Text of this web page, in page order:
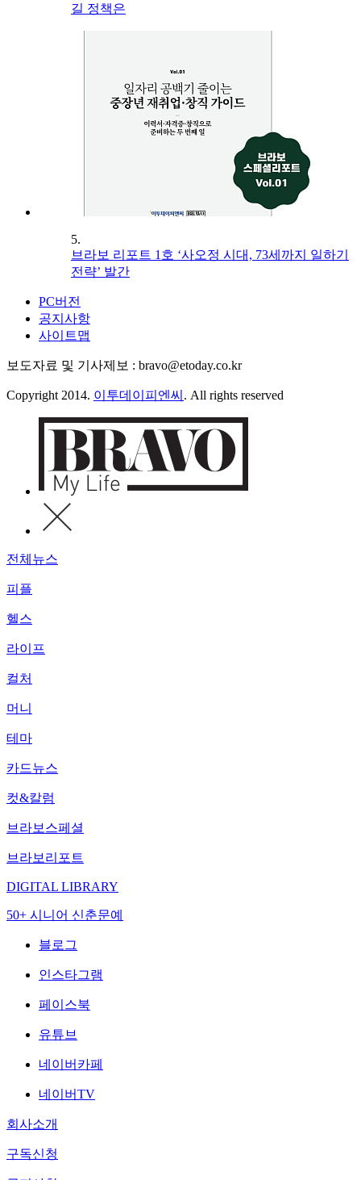
길 정책은
5.
브라보 리포트 1호 ‘사오정 시대, 73세까지 일하기
전략’ 발간
PC버전
공지사항
사이트맵
보도자료 및 기사제보 : bravo@etoday.co.kr
Copyright 2014. 이투데이피엔씨 . All rights reserved
전체뉴스
피플
헬스
라이프
컬처
머니
테마
카드뉴스
컷&칼럼
브라보스페셜
브라보리포트
DIGITAL LIBRARY
50+ 시니어 신춘문예
블로그
인스타그램
페이스북
유튜브
네이버카페
네이버TV
회사소개
구독신청